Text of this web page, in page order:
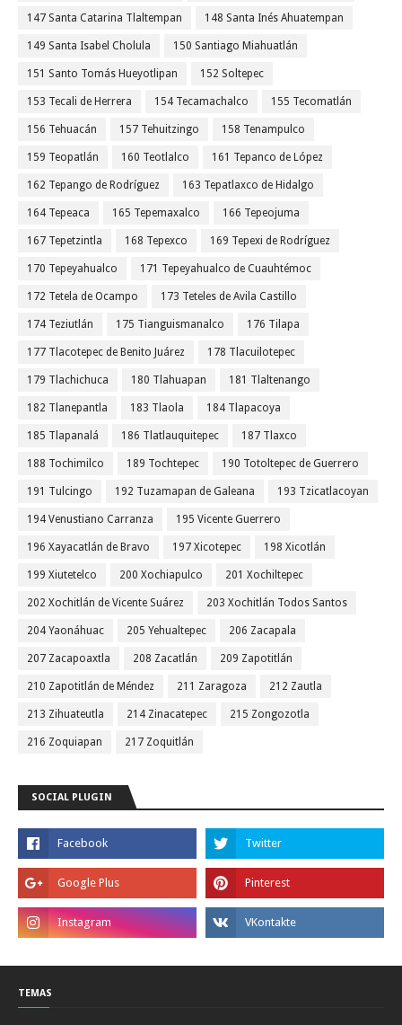
147 Santa Catarina Tlaltempan 148 Santa Inés Ahuatempan
149 Santa Isabel Cholula 150 Santiago Miahuatlán
151 Santo Tomás Hueyotlipan 152 Soltepec
153 Tecali de Herrera 154 Tecamachalco 155 Tecomatlán
156 Tehuacán 157 Tehuitzingo 158 Tenampulco
159 Teopatlán 160 Teotlalco 161 Tepanco de López
162 Tepango de Rodríguez 163 Tepatlaxco de Hidalgo
164 Tepeaca 165 Tepemaxalco 166 Tepeojuma
167 Tepetzintla 168 Tepexco 169 Tepexi de Rodríguez
170 Tepeyahualco 171 Tepeyahualco de Cuauhtémoc
172 Tetela de Ocampo 173 Teteles de Avila Castillo
174 Teziutlán 175 Tianguismanalco 176 Tilapa
177 Tlacotepec de Benito Juárez 178 Tlacuilotepec
179 Tlachichuca 180 Tlahuapan 181 Tlaltenango
182 Tlanepantla 183 Tlaola 184 Tlapacoya
185 Tlapanalá 186 Tlatlauquitepec 187 Tlaxco
188 Tochimilco 189 Tochtepec 190 Totoltepec de Guerrero
191 Tulcingo 192 Tuzamapan de Galeana 193 Tzicatlacoyan
194 Venustiano Carranza 195 Vicente Guerrero
196 Xayacatlán de Bravo 197 Xicotepec 198 Xicotlán
199 Xiutetelco 200 Xochiapulco 201 Xochiltepec
202 Xochitlán de Vicente Suárez 203 Xochitlán Todos Santos
204 Yaonáhuac 205 Yehualtepec 206 Zacapala
207 Zacapoaxtla 208 Zacatlán 209 Zapotitlán
210 Zapotitlán de Méndez 211 Zaragoza 212 Zautla
213 Zihuateutla 214 Zinacatepec 215 Zongozotla
216 Zoquiapan 217 Zoquitlán
SOCIAL PLUGIN
TEMAS